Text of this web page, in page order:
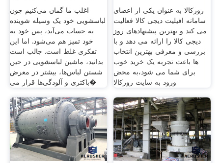
اغلب ما گمان می‌کنیم چون
لباسشویی خود یک وسیله شوینده
به حساب می‌آید، پس خود به
خود تمیز هم می‌شود. اما این
تفکری غلط است. جالب است
بدانید، ماشین لباسشویی در حین
شستن لباس‌ها، بیشتر در معرض
باکتری و آلودگی‌ها قرار می�
روزکالا به عنوان یکی از اعضای
سامانه افیلیت دیجی کالا فعالیت
می کند و بهترین پیشنهادهای روز
دیجی کالا را ارائه می دهد و با
بررسی و معرفی بهترین انتخاب
ها باعث تجربه یک خرید خوب
برای شما می شود،به محض
ورود به سایت روزکالا